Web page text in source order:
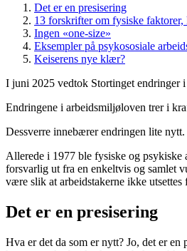
Det er en presisering
13 forskrifter om fysiske
Ingen «one-size»
Eksempler på psykososiale
Keiserens nye klær?
I juni 2025 vedtok Stortinget endringer
Endringene i arbeidsmiljøloven trer i
Dessverre innebærer endringen lite nytt.
Allerede i 1977 ble fysiske og
forsvarlig ut fra en enkeltvis og samlet
være slik at arbeidstakerne ikke
Det er en presisering
Hva er det da som er nytt? Jo, det er